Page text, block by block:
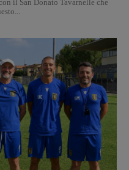
il San Donato Tavarnelle che